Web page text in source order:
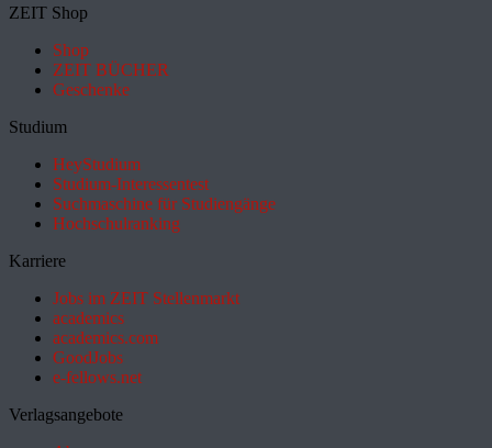
ZEIT Shop
Shop
ZEIT BÜCHER
Geschenke
Studium
HeyStudium
Studium-Interessentest
Suchmaschine für Studiengänge
Hochschulranking
Karriere
Jobs im ZEIT Stellenmarkt
academics
academics.com
GoodJobs
e-fellows.net
Verlagsangebote